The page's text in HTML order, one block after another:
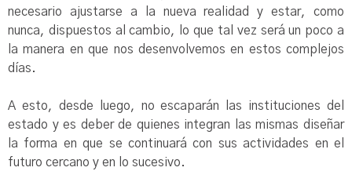
necesario ajustarse a la nueva realidad y estar, como
nunca, dispuestos al cambio, lo que tal vez será un poco a
la manera en que nos desenvolvemos en estos complejos
días.
A esto, desde luego, no escaparán las instituciones del
estado y es deber de quienes integran las mismas diseñar
la forma en que se continuará con sus actividades en el
futuro cercano y en lo sucesivo.